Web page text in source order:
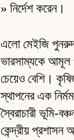
» নির্দেশ করেন।
এলো মেইজি
ভারসাম্যকে আমূল
চেয়েও বেশি।
স্থাপনের এক
স্বৈরাচারী ভূমি-
কেন্দ্রীয়